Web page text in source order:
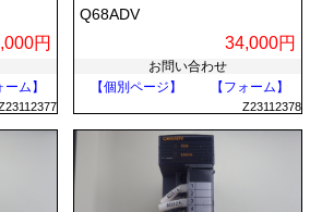
円
ーム】
Q68ADV
34,000円
お問い合わせ
【個別ページ】
【フォーム】
Z23112378